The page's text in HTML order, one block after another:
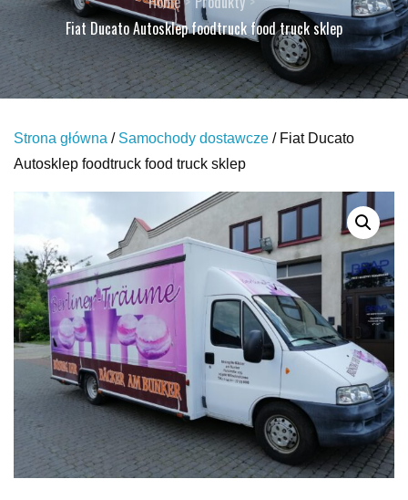
Fiat Ducato Autosklep foodtruck food truck sklep
Strona główna / Samochody dostawcze / Fiat Ducato
Autosklep foodtruck food truck sklep